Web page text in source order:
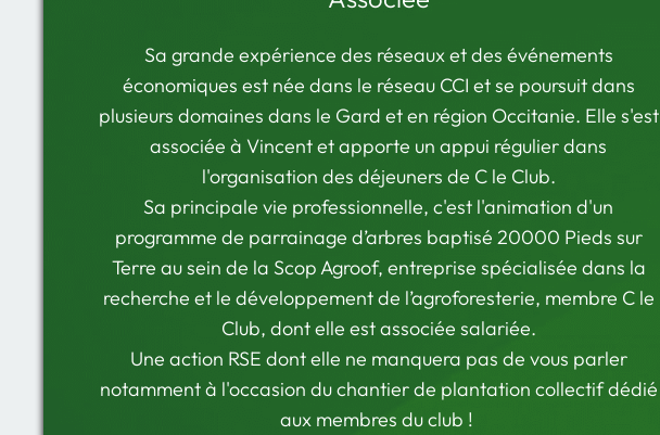
Sa grande expérience des réseaux et des événements
économiques est née dans le réseau CCI et se poursuit dans
plusieurs domaines dans le Gard et en région Occitanie. Elle s'est
associée à Vincent et apporte un appui régulier dans
l'organisation des déjeuners de C le Club.
Sa principale vie professionnelle, c'est l'animation d'un
programme de parrainage d’arbres baptisé 20000 Pieds sur
Terre au sein de la Scop Agroof, entreprise spécialisée dans la
recherche et le développement de l’agroforesterie, membre C le
Club, dont elle est associée salariée.
Une action RSE dont elle ne manquera pas de vous parler
notamment à l'occasion du chantier de plantation collectif dédié
aux membres du club !